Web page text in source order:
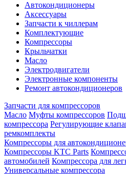
Автокондиционеры
Аксессуары
Запчасти к чиллерам
Комплектующие
Компрессоры
Крыльчатки
Масло
Электродвигатели
Электронные компоненты
Ремонт автокондиционеров
Запчасти для компрессоров
Масло Муфты компрессоров
компрессора Регулирующие
ремкомплекты
Компрессоры для
Компрессоры KTC Parts
автомобилей Компрессора для
Универсальные компрессора